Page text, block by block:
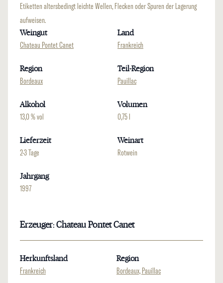
Etiketten altersbedingt leichte Wellen, Flecken oder Spuren der Lagerung
aufweisen.
Weingut
Chateau Pontet Canet
Land
Frankreich
Region
Bordeaux
Teil-Region
Pauillac
Alkohol
13,0 % vol
Volumen
0,75 l
Lieferzeit
2-3 Tage
Weinart
Rotwein
Jahrgang
1997
Erzeuger: Chateau Pontet Canet
Herkunftsland
Frankreich
Region
Bordeaux, Pauillac